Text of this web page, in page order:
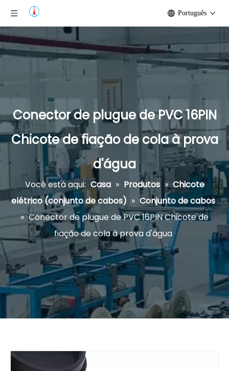
Português
Conector de plugue de PVC 16PIN
Chicote de fiação de cola à prova
d'água
Você está aqui: Casa » Produtos » Chicote
elétrico (conjunto de cabos) » Conjunto de cabos
» Conector de plugue de PVC 16PIN Chicote de
fiação de cola à prova d'água